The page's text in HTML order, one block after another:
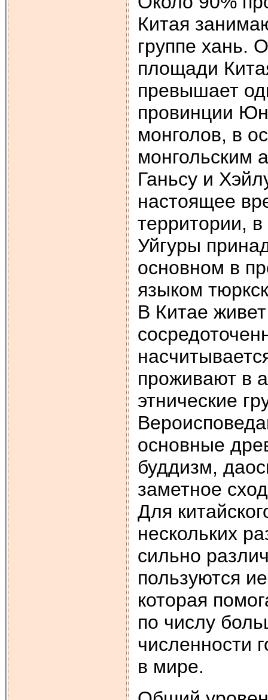
Китая
группе хань.
площади
превышает
провинции
монголов, в
монгольским
Ганьсу и
настоящее
территории,
Уйгуры
основном в
языком
В Китае
проживают в
этнические
основные
буддизм,
заметное
Для
нескольких
сильно
пользуются
которая
по числу
численности
в мире.